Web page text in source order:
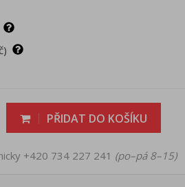
PŘIDAT DO KOŠÍKU
+420 734 227 241 (po–pá 8–15)